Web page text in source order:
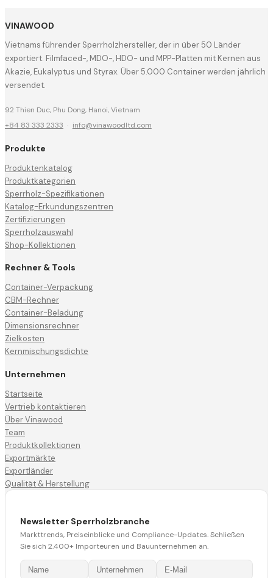
VINAWOOD
Vietnams führender Sperrholzhersteller, der in über 50 Länder
exportiert. Filmfaced-, MDO-, HDO- und MPP-Platten mit Kernen aus
Akazie, Eukalyptus und Styrax. Über 5.000 Container werden jährlich
versendet.
92 Thien Duc, Phu Dong, Hanoi, Vietnam
+84 83 333 2333 · info@vinawoodltd.com
Produkte
Produktenkatalog
Produktkategorien
Sperrholz-Spezifikationen
Katalog-Erkundungszentren
Zertifizierungen
Sperrholzauswahl
Shop-Kollektionen
Rechner & Tools
Container-Verpackung
CBM-Rechner
Container-Beladung
Dimensionsrechner
Zielkosten
Kernmischungsdichte
Unternehmen
Startseite
Vertrieb kontaktieren
Über Vinawood
Team
Produktkollektionen
Exportmärkte
Exportländer
Qualität & Herstellung
Newsletter Sperrholzbranche
Markttrends, Preiseinblicke und Compliance-Updates. Schließen
Sie sich 2.400+ Importeuren und Bauunternehmen an.